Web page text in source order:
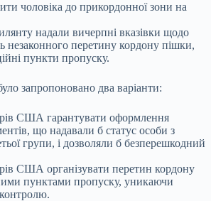
чоловіка до прикордонної зони на
надали вичерпні вказівки щодо
незаконного перетину кордону пішки,
пункти пропуску.
запропоновано два варіанти:
США гарантувати оформлення
що надавали б статус особи з
групи, і дозволяли б безперешкодний
США організувати перетин кордону
пунктами пропуску, уникаючи